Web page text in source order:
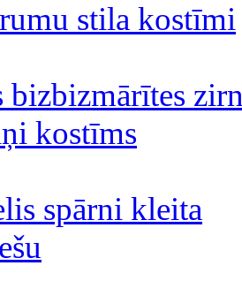
stila kostīmi
bizbizmārītes
kostīms
spārni kleita